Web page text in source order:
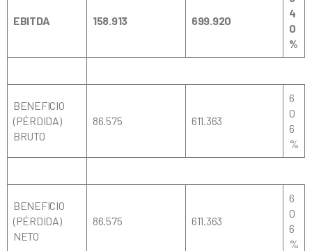
EBITDA 158.913 699.920
4
0
%
BENEFICIO
(PÉRDIDA)
BRUTO
86.575 611.363
6
0
6
%
BENEFICIO
(PÉRDIDA)
NETO
86.575 611.363
6
0
6
%